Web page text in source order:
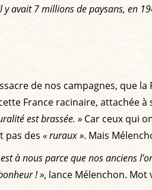
avait 7 millions de paysans, en
de nos campagnes, que
France racinaire, attachée à
est brassée. » Car ceux qui
pas des « ruraux ». Mais
est à nous parce que nos anciens
! », lance Mélenchon.